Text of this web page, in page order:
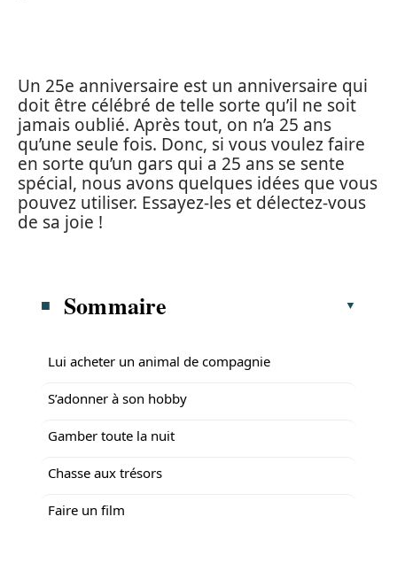
Un 25e anniversaire est un anniversaire qui
doit être célébré de telle sorte qu’il ne soit
jamais oublié. Après tout, on n’a 25 ans
qu’une seule fois. Donc, si vous voulez faire
en sorte qu’un gars qui a 25 ans se sente
spécial, nous avons quelques idées que vous
pouvez utiliser. Essayez-les et délectez-vous
de sa joie !
Sommaire
Lui acheter un animal de compagnie
S’adonner à son hobby
Gamber toute la nuit
Chasse aux trésors
Faire un film